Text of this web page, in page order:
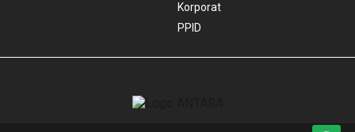
Korporat
PPID